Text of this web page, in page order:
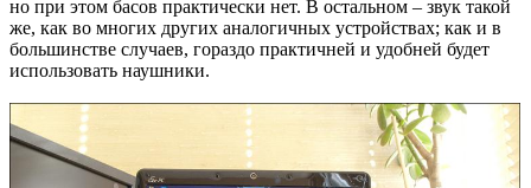
но при этом басов практически нет. В остальном – звук такой
же, как во многих других аналогичных устройствах; как и в
большинстве случаев, гораздо практичней и удобней будет
использовать наушники.